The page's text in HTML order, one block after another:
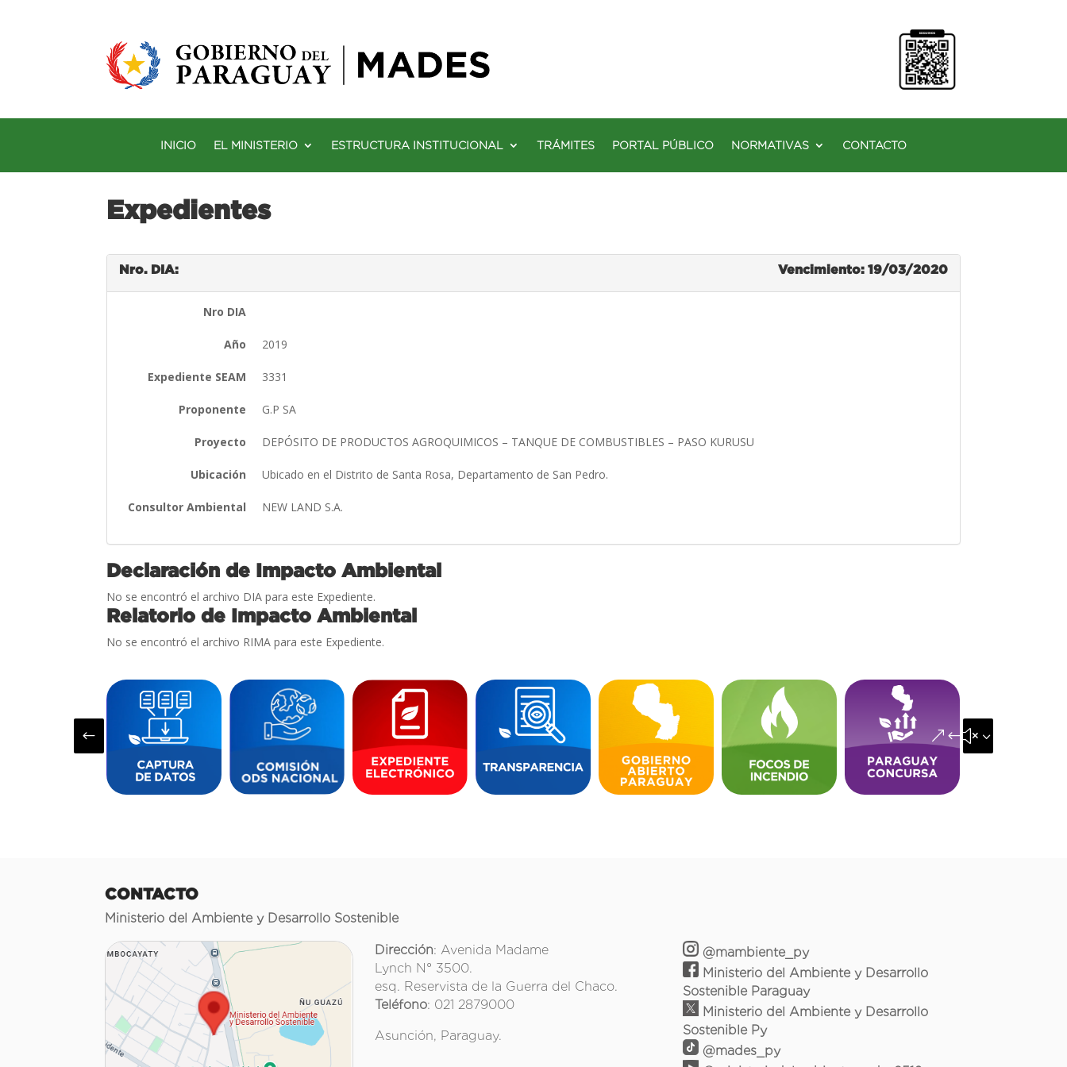
INICIO EL MINISTERIO ESTRUCTURA INSTITUCIONAL TRÁMITES PORTAL PÚBLICO NORMATIVAS CONTACTO
Expedientes
Nro. DIA: Vencimiento: 19/03/2020
Nro DIA
Año 2019
Expediente SEAM 3331
Proponente G.P SA
Proyecto DEPÓSITO DE PRODUCTOS AGROQUIMICOS – TANQUE DE COMBUSTIBLES – PASO KURUSU
Ubicación Ubicado en el Distrito de Santa Rosa, Departamento de San Pedro.
Consultor Ambiental NEW LAND S.A.
Declaración de Impacto Ambiental
No se encontró el archivo DIA para este Expediente.
Relatorio de Impacto Ambiental
No se encontró el archivo RIMA para este Expediente.
# &#x35;
CONTACTO
Ministerio del Ambiente y Desarrollo Sostenible
Dirección: Avenida Madame
Lynch N° 3500.
esq. Reservista de la Guerra del Chaco.
Teléfono: 021 2879000
Asunción, Paraguay.
@mambiente_py
Ministerio del Ambiente y Desarrollo
Sostenible Paraguay
Ministerio del Ambiente y Desarrollo
Sostenible Py
@mades_py